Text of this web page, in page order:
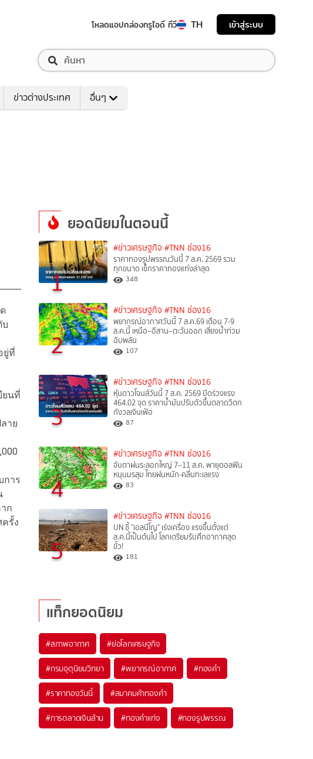
โหลดแอปกล่องทรูไอดี ทีวี TH เข้าสู่ระบบ
ข่าวต่างประเทศ อื่นๆ
บ
ยู่ที่
ยนที่
าย
การ
ก
รั้ง
ยอดนิยมในตอนนี้
1
#ข่าวเศรษฐกิจ #TNN ช่อง16
ราคาทองรูปพรรณวันนี้ 7 ส.ค. 2569 รวม
ทุกขนาด เช็กราคาทองแท่งล่าสุด
348
2
#ข่าวเศรษฐกิจ #TNN ช่อง16
พยากรณ์อากาศวันนี้ 7 ส.ค.69 เตือน 7-9
ส.ค.นี้ เหนือ–อีสาน–ตะวันออก เสี่ยงน้ำท่วม
ฉับพลัน
107
3
#ข่าวเศรษฐกิจ #TNN ช่อง16
หุ้นดาวโจนส์วันนี้ 7 ส.ค. 2569 ปิดร่วงแรง
464.02 จุด ราคาน้ำมันปรับตัวขึ้นตลาดวิตก
กังวลเงินเฟ้อ
87
4
#ข่าวเศรษฐกิจ #TNN ช่อง16
จับตาฝนระลอกใหญ่ 7–11 ส.ค. พายุดอลฟิน
หนุนมรสุม ไทยฝนหนัก-คลื่นทะเลแรง
83
5
#ข่าวเศรษฐกิจ #TNN ช่อง16
UN ชี้ "เอลนีโญ" เร่งเครื่อง แรงขึ้นตั้งแต่
ส.ค.นี้เป็นต้นไป โลกเตรียมรับศึกอากาศสุด
ขั้ว!
181
แท็กยอดนิยม
#สภาพอากาศ #ย่อโลกเศรษฐกิจ
#กรมอุตุนิยมวิทยา #พยากรณ์อากาศ #ทองคำ
#ราคาทองวันนี้ #สมาคมค้าทองคำ
#การตลาดเงินล้าน #ทองคำแท่ง #ทองรูปพรรณ